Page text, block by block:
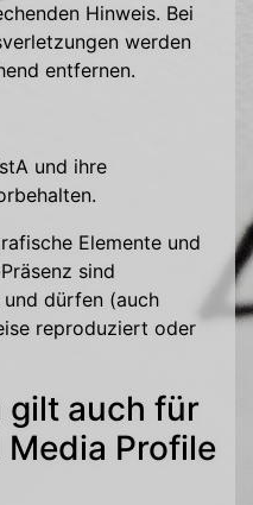
Hinweis. Bei
werden
entfernen.
und ihre
Elemente und
sind
dürfen (auch
reproduziert oder
gilt auch für
Profile